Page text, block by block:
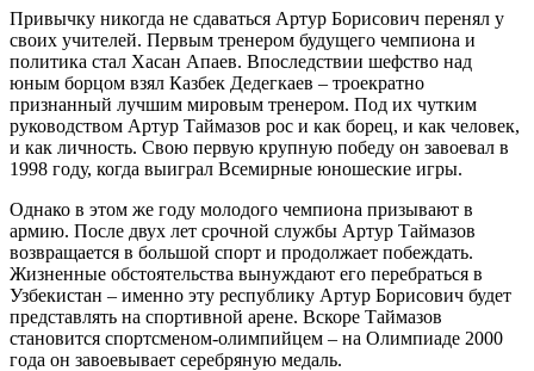
Привычку никогда не сдаваться Артур Борисович перенял у
своих учителей. Первым тренером будущего чемпиона и
политика стал Хасан Апаев. Впоследствии шефство над
юным борцом взял Казбек Дедегкаев – троекратно
признанный лучшим мировым тренером. Под их чутким
руководством Артур Таймазов рос и как борец, и как человек,
и как личность. Свою первую крупную победу он завоевал в
1998 году, когда выиграл Всемирные юношеские игры.
Однако в этом же году молодого чемпиона призывают в
армию. После двух лет срочной службы Артур Таймазов
возвращается в большой спорт и продолжает побеждать.
Жизненные обстоятельства вынуждают его перебраться в
Узбекистан – именно эту республику Артур Борисович будет
представлять на спортивной арене. Вскоре Таймазов
становится спортсменом-олимпийцем – на Олимпиаде 2000
года он завоевывает серебряную медаль.